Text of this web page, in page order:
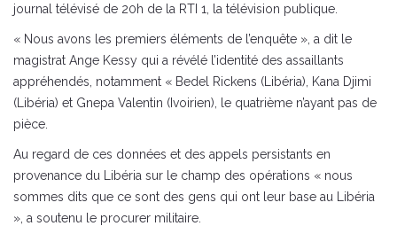
journal télévisé de 20h de la RTI 1, la télévision publique.
« Nous avons les premiers éléments de l’enquête », a dit le
magistrat Ange Kessy qui a révélé l’identité des assaillants
appréhendés, notamment « Bedel Rickens (Libéria), Kana Djimi
(Libéria) et Gnepa Valentin (Ivoirien), le quatrième n’ayant pas de
pièce.
Au regard de ces données et des appels persistants en
provenance du Libéria sur le champ des opérations « nous
sommes dits que ce sont des gens qui ont leur base au Libéria
», a soutenu le procurer militaire.